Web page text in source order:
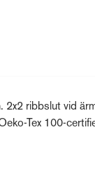
2x2 ribbslut vid
Tex 100-